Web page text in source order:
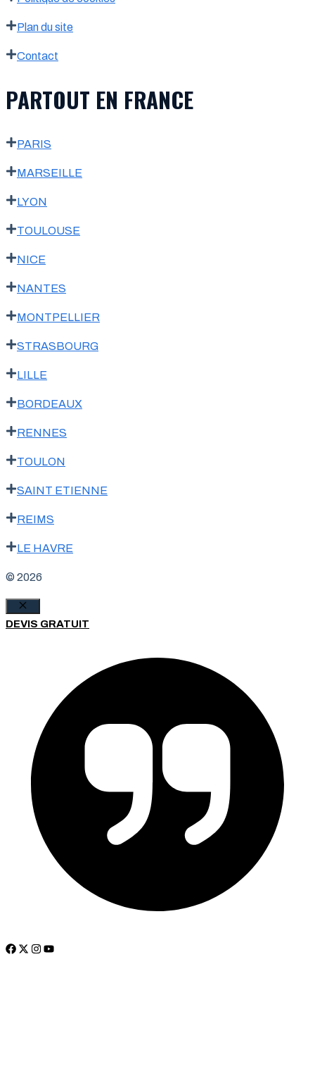
Plan du site
Contact
PARTOUT EN FRANCE
PARIS
MARSEILLE
LYON
TOULOUSE
NICE
NANTES
MONTPELLIER
STRASBOURG
LILLE
BORDEAUX
RENNES
TOULON
SAINT ETIENNE
REIMS
LE HAVRE
© 2026
Fermer
DEVIS GRATUIT